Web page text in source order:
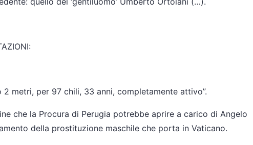
metri, per 97 chili, 33 anni, completamente attivo”.
che la Procura di Perugia potrebbe aprire a carico di Angelo
della prostituzione maschile che porta in Vaticano.